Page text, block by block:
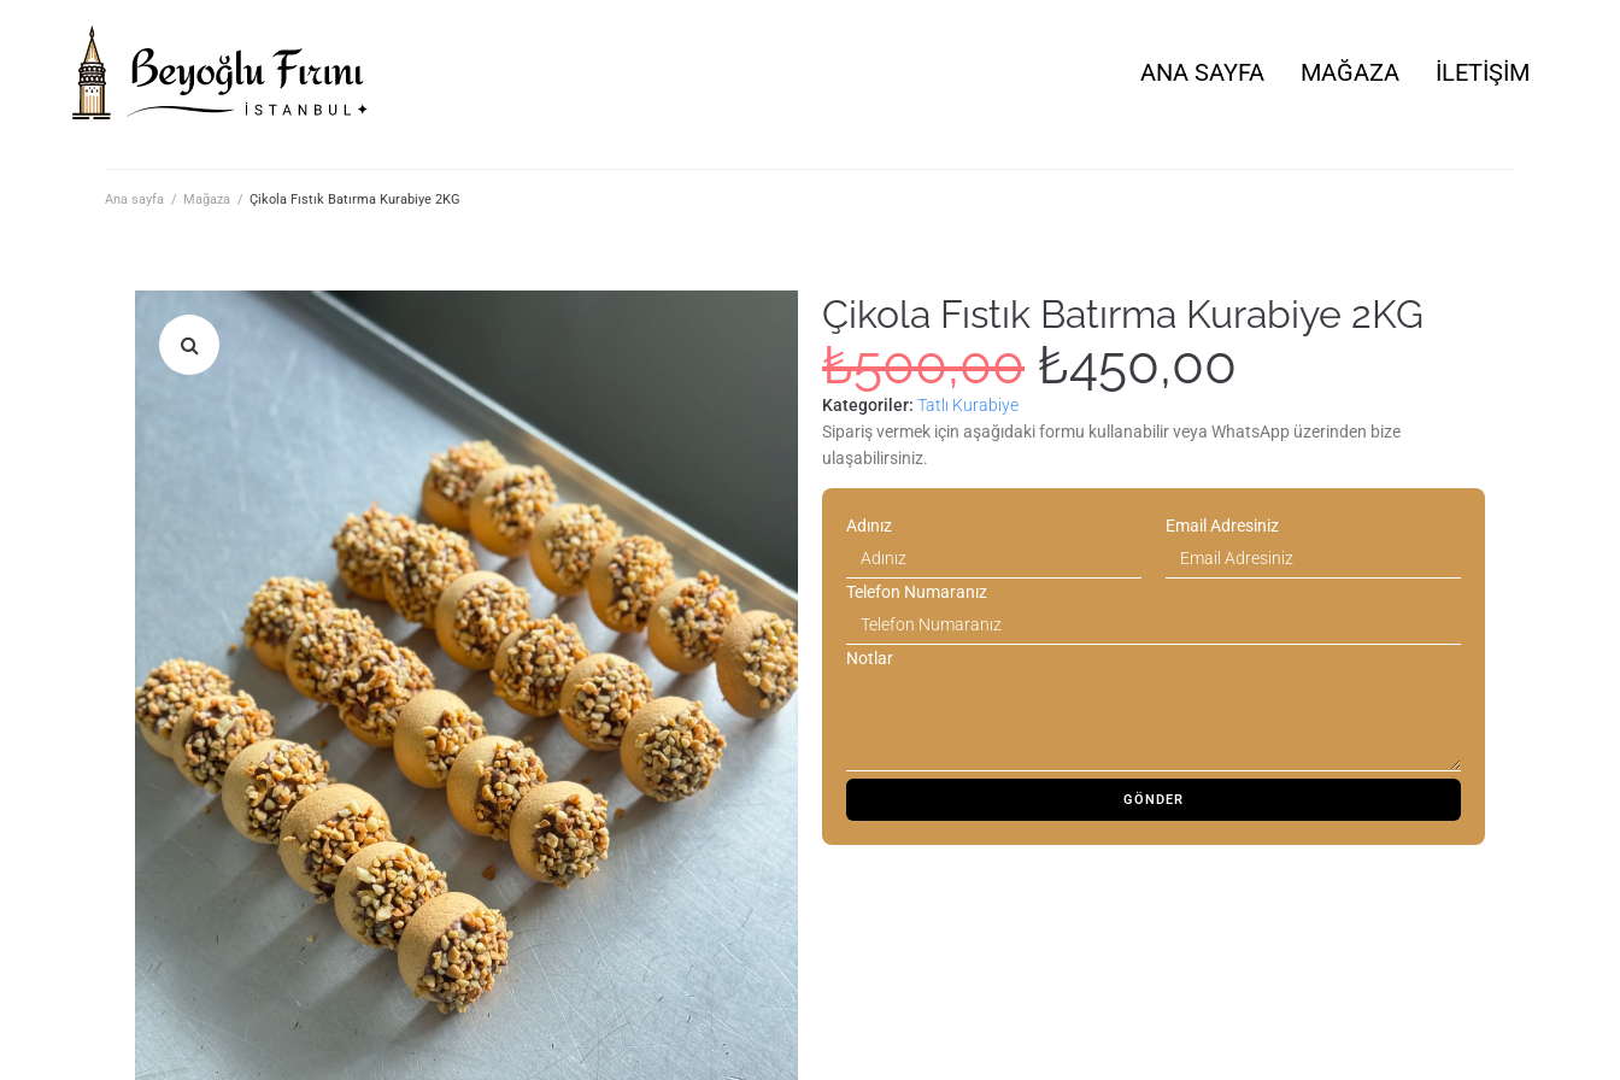
ANA SAYFA MAĞAZA İLETIŞIM
Ana sayfa / Mağaza / Çikola Fıstık Batırma Kurabiye 2KG
Çikola Fıstık Batırma Kurabiye 2KG
₺500,00 ₺450,00
Kategoriler: Tatlı Kurabiye
Sipariş vermek için aşağıdaki formu kullanabilir veya WhatsApp üzerinden bize
ulaşabilirsiniz.
Adınız Email Adresiniz
Telefon Numaranız
Notlar